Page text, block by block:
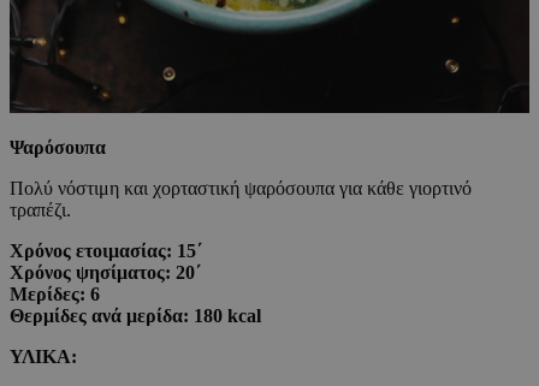
Ψαρόσουπα
Πολύ νόστιμη και χορταστική ψαρόσουπα για κάθε γιορτινό
τραπέζι.
Χρόνος ετοιμασίας: 15΄
Χρόνος ψησίματος: 20΄
Μερίδες: 6
Θερμίδες ανά μερίδα: 180 kcal
ΥΛΙΚΑ: